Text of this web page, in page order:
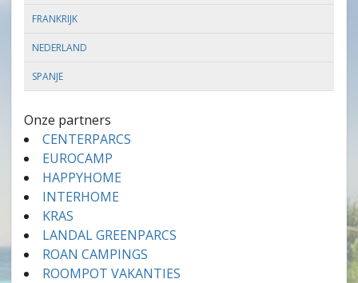
FRANKRIJK
NEDERLAND
SPANJE
Onze partners
CENTERPARCS
EUROCAMP
HAPPYHOME
INTERHOME
KRAS
LANDAL GREENPARCS
ROAN CAMPINGS
ROOMPOT VAKANTIES